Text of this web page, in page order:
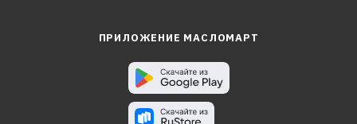
ПРИЛОЖЕНИЕ МАСЛОМАРТ